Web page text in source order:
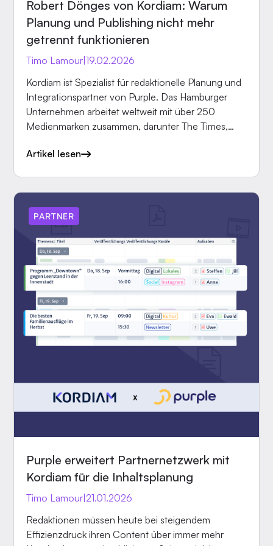
Robert Dönges von Kordiam: Warum
Planung und Publishing nicht mehr
getrennt funktionieren
Timo Lamour |19.02.2026
Kordiam ist Spezialist für redaktionelle Planung und
Integrationspartner von Purple. Das Hamburger
Unternehmen arbeitet weltweit mit über 250
Medienmarken zusammen, darunter The Times,
Nachrichten. Laut der Branchenpublikation kress
Artikel lesen
PARTNER
Purple erweitert Partnernetzwerk mit
Kordiam für die Inhaltsplanung
Timo Lamour |21.01.2026
Redaktionen müssen heute bei steigendem
Effizienzdruck ihren Content über immer mehr